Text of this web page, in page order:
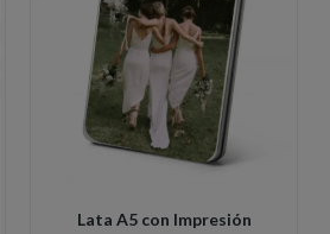
Lata A5 con Impresión